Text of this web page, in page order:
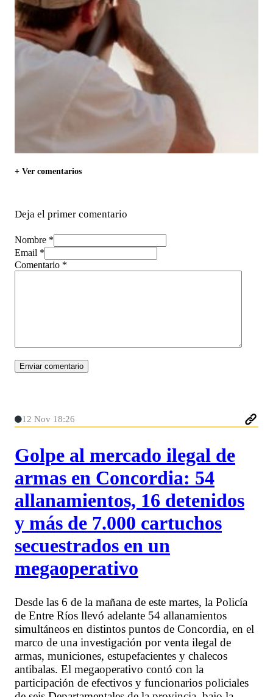
+ Ver comentarios
Deja el primer comentario
Nombre *
Email *
Comentario *
12 Nov 18:26
Golpe al mercado ilegal de
armas en Concordia: 54
allanamientos, 16 detenidos
y más de 7.000 cartuchos
secuestrados en un
megaoperativo
Desde las 6 de la mañana de este martes, la Policía
de Entre Ríos llevó adelante 54 allanamientos
simultáneos en distintos puntos de Concordia, en el
marco de una investigación por venta ilegal de
armas, municiones, estupefacientes y chalecos
antibalas. El megaoperativo contó con la
participación de efectivos y funcionarios policiales